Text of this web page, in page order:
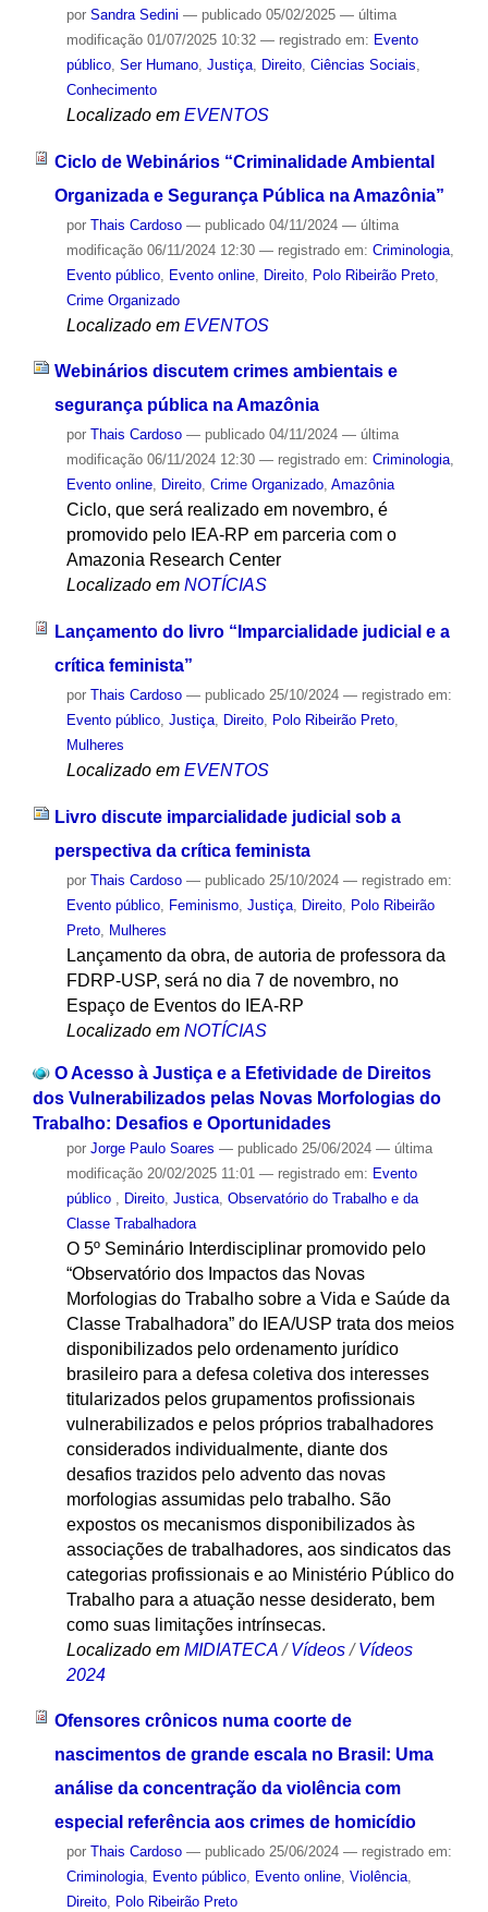
por Sandra Sedini — publicado05/02/2025 — última
modificação01/07/2025 10:32 — registrado em: Evento
público, Ser Humano, Justiça, Direito, Ciências Sociais,
Conhecimento
Localizado em EVENTOS
Ciclo de Webinários “Criminalidade Ambiental
Organizada e Segurança Pública na Amazônia”
por Thais Cardoso — publicado04/11/2024 — última
modificação06/11/2024 12:30 — registrado em: Criminologia,
Evento público, Evento online, Direito, Polo Ribeirão Preto,
Crime Organizado
Localizado em EVENTOS
Webinários discutem crimes ambientais e
segurança pública na Amazônia
por Thais Cardoso — publicado04/11/2024 — última
modificação06/11/2024 12:30 — registrado em: Criminologia,
Evento online, Direito, Crime Organizado, Amazônia
Ciclo, que será realizado em novembro, é
promovido pelo IEA-RP em parceria com o
Amazonia Research Center
Localizado em NOTÍCIAS
Lançamento do livro “Imparcialidade judicial e a
crítica feminista”
por Thais Cardoso — publicado25/10/2024 — registrado em:
Evento público, Justiça, Direito, Polo Ribeirão Preto,
Mulheres
Localizado em EVENTOS
Livro discute imparcialidade judicial sob a
perspectiva da crítica feminista
por Thais Cardoso — publicado25/10/2024 — registrado em:
Evento público, Feminismo, Justiça, Direito,
Polo Ribeirão
Preto, Mulheres
Lançamento da obra, de autoria de professora da
FDRP-USP, será no dia 7 de novembro, no
Espaço de Eventos do IEA-RP
Localizado em NOTÍCIAS
O Acesso à Justiça e a Efetividade de Direitos
dos Vulnerabilizados pelas Novas Morfologias do
Trabalho: Desafios e Oportunidades
por Jorge Paulo Soares — publicado25/06/2024 — última
modificação20/02/2025 11:01 — registrado em: Evento
público
Direito, Justica, Observatório do Trabalho e da
Classe Trabalhadora
O 5º Seminário Interdisciplinar promovido pelo
“Observatório dos Impactos das Novas
Morfologias do Trabalho sobre a Vida e Saúde da
Classe Trabalhadora” do IEA/USP trata dos meios
disponibilizados pelo ordenamento jurídico
brasileiro para a defesa coletiva dos interesses
titularizados pelos grupamentos profissionais
vulnerabilizados e pelos próprios trabalhadores
considerados individualmente, diante dos
desafios trazidos pelo advento das novas
morfologias assumidas pelo trabalho. São
expostos os mecanismos disponibilizados às
associações de trabalhadores, aos sindicatos das
categorias profissionais e ao Ministério Público do
Trabalho para a atuação nesse desiderato, bem
como suas limitações intrínsecas.
Localizado em MIDIATECA /Vídeos /Vídeos
2024
Ofensores crônicos numa coorte de
nascimentos de grande escala no Brasil: Uma
análise da concentração da violência com
especial referência aos crimes de homicídio
por Thais Cardoso — publicado25/06/2024 — registrado em:
Criminologia, Evento público, Evento online, Violência,
Direito, Polo Ribeirão Preto